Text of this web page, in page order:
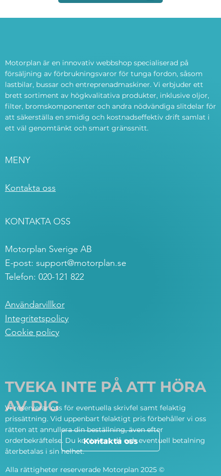
Motorplan är en innovativ webbshop specialiserad på
försäljning av förbrukningsvaror för tunga fordon, såsom
lastbilar, bussar och entreprenadmaskiner. Vi erbjuder ett
brett sortiment av högkvalitativa produkter, inklusive oljor,
filter, bromskomponenter och andra nödvändiga slitdelar för
att säkerställa en smidig och kostnadseffektiv drift samlat i
ett väl genomtänkt och smart gränssnitt.
MENY
Kontakta oss
KONTAKTA OSS
Motorplan Sverige AB
E-post: support@motorplan.se
Telefon: 020-121 822
Användarvillkor
Integritetspolicy
Cookie policy
TVEKA INTE PÅ ATT HÖRA
AV DIG
Kontakta oss
Vi reserverar oss för eventuella skrivfel samt felaktig
prissättning. Vid uppenbart felaktigt pris förbehåller vi oss
rätten att annullera din beställning, även efter
orderbekräftelse. Du kontaktas då och eventuell betalning
återbetalas i sin helhet.
Alla rättigheter reserverade Motorplan 2025 ©